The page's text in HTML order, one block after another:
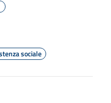
sociale